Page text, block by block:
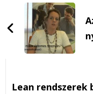
Navigation
Lean rendszerek